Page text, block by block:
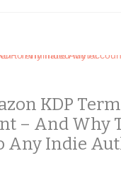
KDP
– And Why
Any Indie